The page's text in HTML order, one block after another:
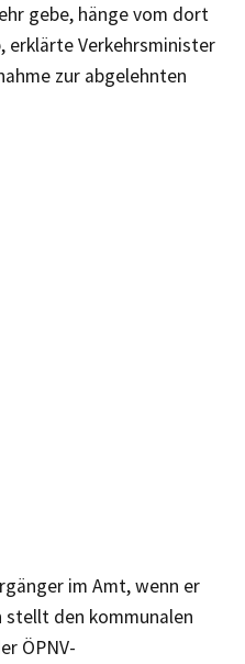
gebe, hänge vom dort
erklärte Verkehrsminister
zur abgelehnten
im Amt, wenn er
stellt den kommunalen
ÖPNV-